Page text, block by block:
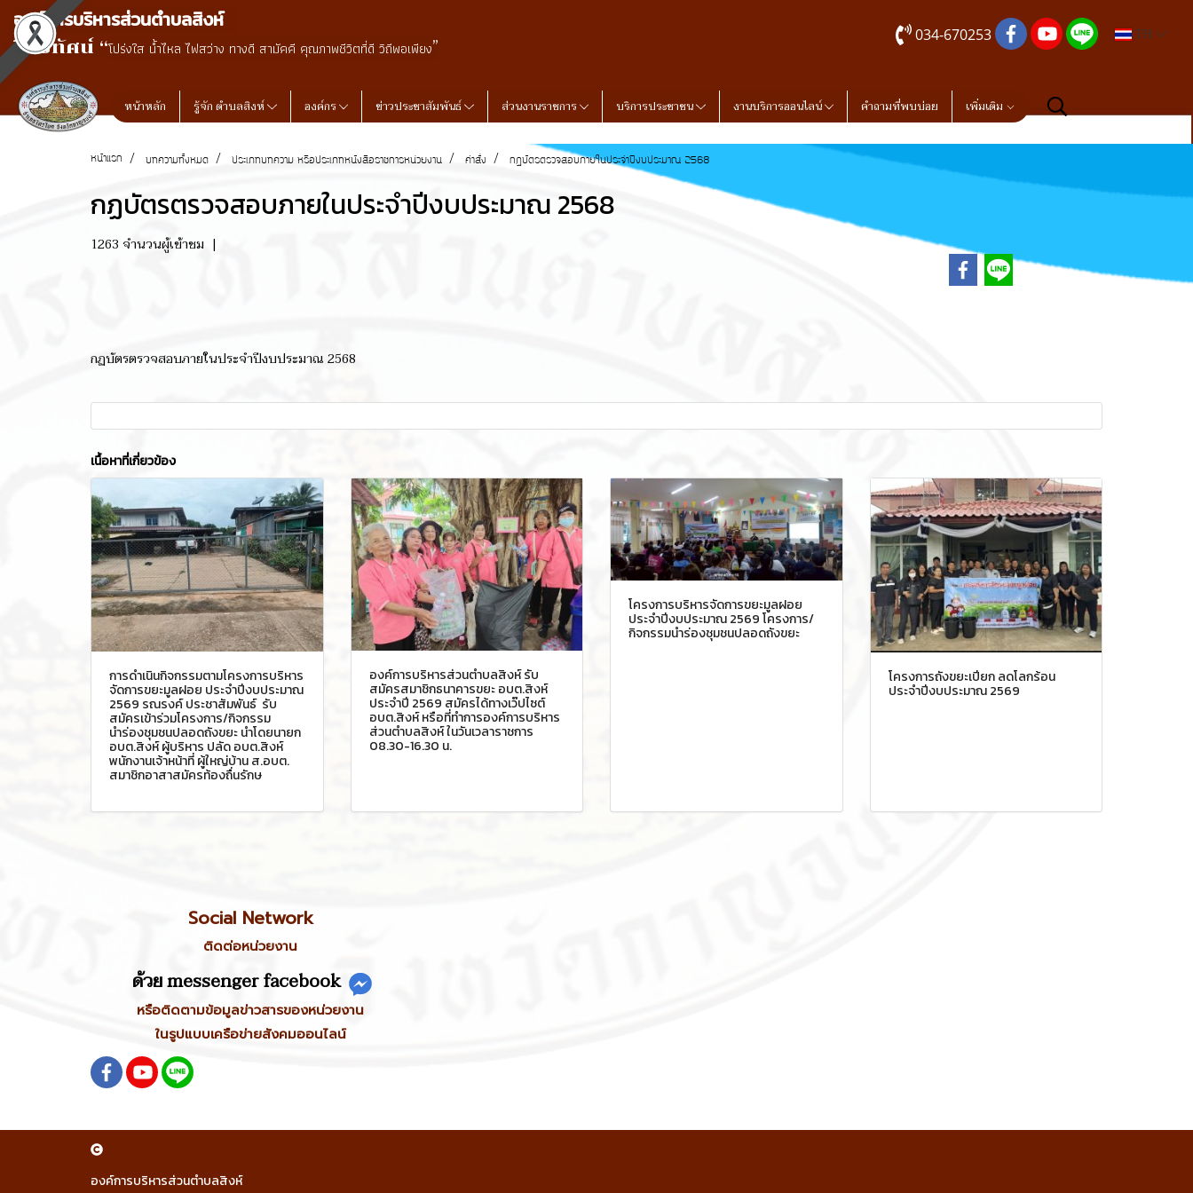
องค์การบริหารส่วนตำบลสิงห์
วิสัยทัศน์ “โปร่งใส น้ำไหล ไฟสว่าง ทางดี สามัคคี คุณภาพชีวิตที่ดี วิถีพอเพียง” 034-670253 TH
หน้าหลัก รู้จัก ตำบลสิงห์ องค์กร ข่าวประชาสัมพันธ์ ส่วนงานราชการ บริการประชาชน งานบริการออนไลน์ คำถามที่พบบ่อย เพิ่มเติม
หน้าแรก บทความทั้งหมด ประเภทบทความ หรือประเภทหนังสือราชการหน่วยงาน คำสั่ง กฏบัตรตรวจสอบภายในประจำปีงบประมาณ 2568
กฏบัตรตรวจสอบภายในประจำปีงบประมาณ 2568
1263 จำนวนผู้เข้าชม |
กฏบัตรตรวจสอบภายในประจำปีงบประมาณ 2568
เนื้อหาที่เกี่ยวข้อง
การดำเนินกิจกรรมตามโครงการบริหาร
จัดการขยะมูลฝอย ประจำปีงบประมาณ
2569 รณรงค์ ประชาสัมพันธ์ รับ
สมัครเข้าร่วมโครงการ/กิจกรรม
นำร่องชุมชนปลอดถังขยะ นำโดยนายก
อบต.สิงห์ ผู้บริหาร ปลัด อบต.สิงห์
พนักงานเจ้าหน้าที่ ผู้ใหญ่บ้าน ส.อบต.
สมาชิกอาสาสมัครท้องถื่นรักษ
องค์การบริหารส่วนตำบลสิงห์ รับ
สมัครสมาชิกธนาคารขยะ อบต.สิงห์
ประจำปี 2569 สมัครได้ทางเว๊ปไซต์
อบต.สิงห์ หรือที่ทำการองค์การบริหาร
ส่วนตำบลสิงห์ ในวันเวลาราชการ
08.30-16.30 น.
โครงการบริหารจัดการขยะมูลฝอย
ประจำปีงบประมาณ 2569 โครงการ/
กิจกรรมนำร่องชุมชนปลอดถังขยะ
โครงการถังขยะเปียก ลดโลกร้อน
ประจำปีงบประมาณ 2569
Social Network
ติดต่อหน่วยงาน
ด้วย messenger facebook
หรือติดตามข้อมูลข่าวสารของหน่วยงาน
ในรูปแบบเครือข่ายสังคมออนไลน์
องค์การบริหารส่วนตำบลสิงห์